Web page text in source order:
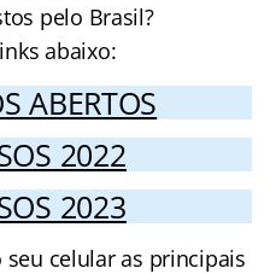
pelo Brasil?
abaixo:
ABERTOS
2022
2023
celular as principais